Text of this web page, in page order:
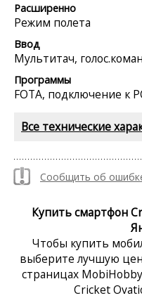
Расширенно
Режим полета
Ввод
Мультитач,
Программы
FOTA, подключение к
Все технические
Сообщить об
Купить смартфон
Чтобы купить
выберите лучшую
страницах
Cricket